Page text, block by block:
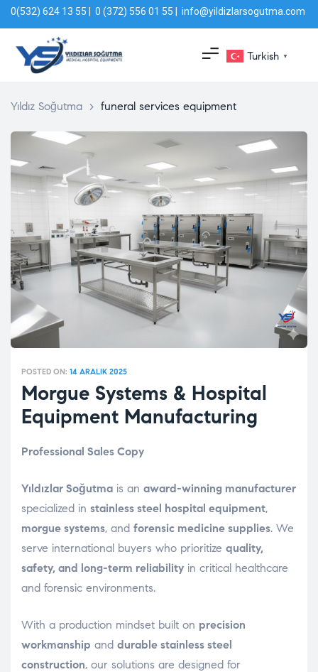
0(532) 624 13 55 | 0 (372) 556 01 55 | info@yildizlarsogutma.com
Turkish ▼
Yıldız Soğutma > funeral services equipment
POSTED ON: 14 ARALIK 2025
Morgue Systems & Hospital
Equipment Manufacturing
Professional Sales Copy
Yıldızlar Soğutma is an award-winning manufacturer
specialized in stainless steel hospital equipment,
morgue systems, and forensic medicine supplies. We
serve international buyers who prioritize quality,
safety, and long-term reliability in critical healthcare
and forensic environments.
With a production mindset built on precision
workmanship and durable stainless steel
construction, our solutions are designed for